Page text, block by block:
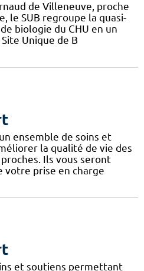
de Villeneuve, proche
le SUB regroupe la quasi-
biologie du CHU en un
Unique de B
ensemble de soins et
la qualité de vie des
Ils vous seront
votre prise en charge
et soutiens permettant